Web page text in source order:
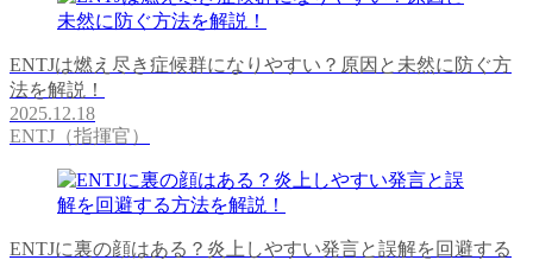
ENTJは燃え尽き症候群になりやすい？原因と未然に防ぐ方
法を解説！
2025.12.18
ENTJ（指揮官）
ENTJに裏の顔はある？炎上しやすい発言と誤解を回避する